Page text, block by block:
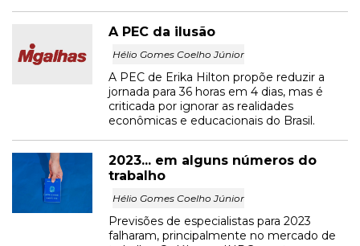
A PEC da ilusão
Hélio Gomes Coelho Júnior
A PEC de Erika Hilton propõe reduzir a
jornada para 36 horas em 4 dias, mas é
criticada por ignorar as realidades
econômicas e educacionais do Brasil.
2023... em alguns números do
trabalho
Hélio Gomes Coelho Júnior
Previsões de especialistas para 2023
falharam, principalmente no mercado de